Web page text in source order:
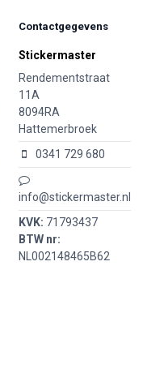
Contactgegevens
Stickermaster
Rendementstraat
11A
8094RA
Hattemerbroek
0341 729 680
info@stickermaster.nl
KVK: 71793437
BTW nr:
NL002148465B62